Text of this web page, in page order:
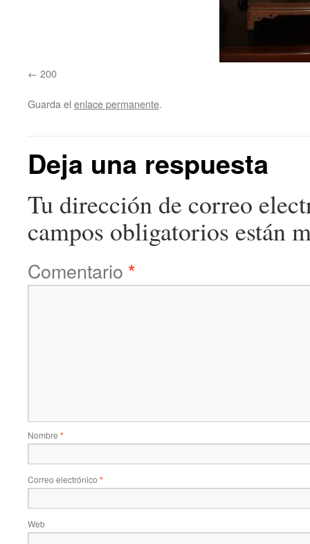
200
Guarda el enlace permanente.
Deja una respuesta
Tu dirección de correo
campos obligatorios están
Comentario *
Nombre *
Correo electrónico *
Web